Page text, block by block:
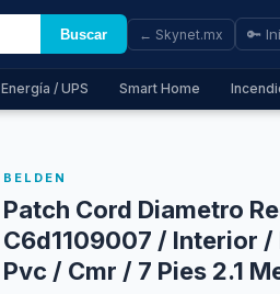
Buscar ← Skynet.mx 🔑
Energía / UPS Smart Home
BELDEN
Patch Cord Diametro
C6d1109007 / Interior
Pvc / Cmr / 7 Pies 2.1